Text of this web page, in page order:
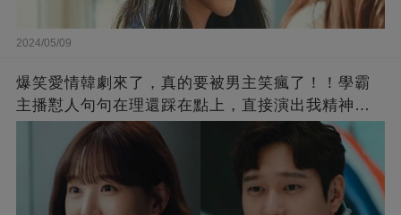
2024/05/09
爆笑愛情韓劇來了，真的要被男主笑瘋了！！學霸
主播懟人句句在理還踩在點上，直接演出我精神世
界的嘴替！